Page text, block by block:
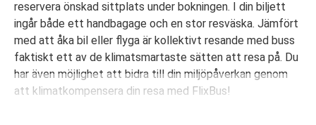
reservera önskad sittplats under bokningen. I din biljett
ingår både ett handbagage och en stor resväska. Jämfört
med att åka bil eller flyga är kollektivt resande med buss
faktiskt ett av de klimatsmartaste sätten att resa på. Du
har även möjlighet att bidra till din miljöpåverkan genom
att klimatkompensera din resa med FlixBus!